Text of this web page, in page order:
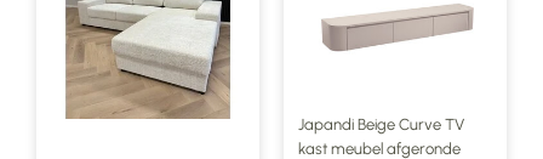
Japandi Beige Curve TV
kast meubel afgeronde